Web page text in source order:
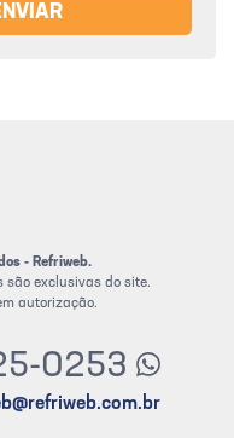
- Refriweb.
são exclusivas do site.
autorização.
0253